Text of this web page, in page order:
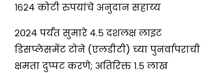
१६२४ कोटी रुपयांचे अनुदान सहाय्य
२०२४ पर्यंत सुमारे ४.५ दशलक्ष लाइट
डिसप्लेसमेंट टोने (एलडीटी) च्या पुनर्वापराची
क्षमता दुप्पट करणे; अतिरिक्त १.५ लाख